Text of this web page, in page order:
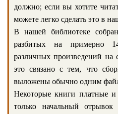
должно; если вы хотите
можете легко сделать это в
В нашей библиотеке
разбитых на примерно
различных произведений на
это связано с тем, что
выложены обычно одним
Некоторые книги платные
только начальный